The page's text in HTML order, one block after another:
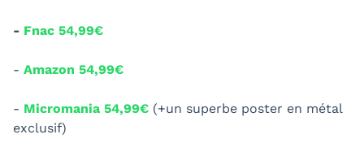
- Fnac 54,99€
- Amazon 54,99€
- Micromania 54,99€ (+un superbe poster en métal
exclusif)